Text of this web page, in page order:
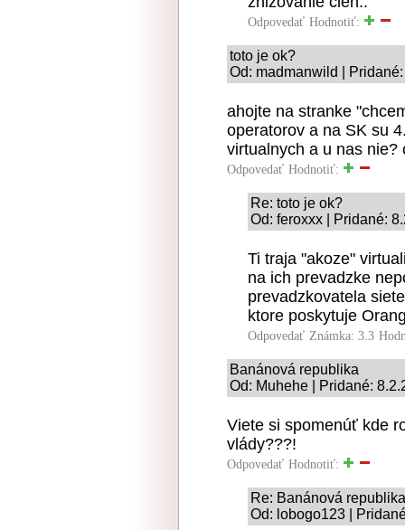
Odpovedať Hodnotiť:
toto je ok?
Od: madmanwild |
ahojte na stranke
operatorov a na SK su
virtualnych a u nas nie?
Odpovedať Hodnotiť:
Re: toto je ok?
Od: feroxxx | Pridané:
Ti traja "akoze"
na ich prevadzke
prevadzkovatela
ktore poskytuje
Odpovedať Známka: 3.3
Banánová republika
Od: Muhehe | Pridané:
Viete si spomenúť kde
vlády???!
Odpovedať Hodnotiť:
Re: Banánová republika
Od: lobogo123 |